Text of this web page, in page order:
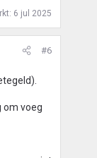
6 jul 2025
#6
om voeg